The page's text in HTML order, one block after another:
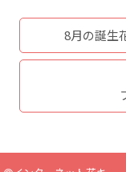
8月の誕生